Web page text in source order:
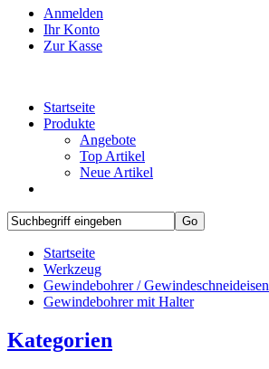
Anmelden
Ihr Konto
Zur Kasse
Startseite
Produkte
Angebote
Top Artikel
Neue Artikel
Startseite
Werkzeug
Gewindebohrer / Gewindeschneideisen
Gewindebohrer mit Halter
Kategorien